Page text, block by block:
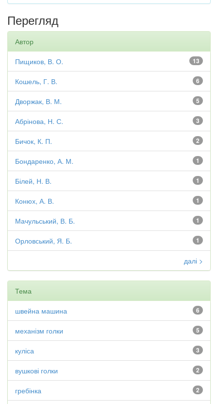
Перегляд
Автор
13
Пищиков, В. О.
6
Кошель, Г. В.
5
Дворжак, В. М.
3
Абрінова, Н. С.
2
Бичок, К. П.
1
Бондаренко, А. М.
1
Білей, Н. В.
1
Конюх, А. В.
1
Мачульський, В. Б.
1
Орловський, Я. Б.
далі >
Тема
6
швейна машина
5
механізм голки
3
куліса
2
вушкові голки
2
гребінка